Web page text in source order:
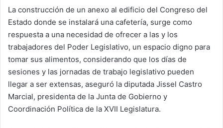
La construcción de un anexo al edificio del Congreso del
Estado donde se instalará una cafetería, surge como
respuesta a una necesidad de ofrecer a las y los
trabajadores del Poder Legislativo, un espacio digno para
tomar sus alimentos, considerando que los días de
sesiones y las jornadas de trabajo legislativo pueden
llegar a ser extensas, aseguró la diputada Jissel Castro
Marcial, presidenta de la Junta de Gobierno y
Coordinación Política de la XVII Legislatura.